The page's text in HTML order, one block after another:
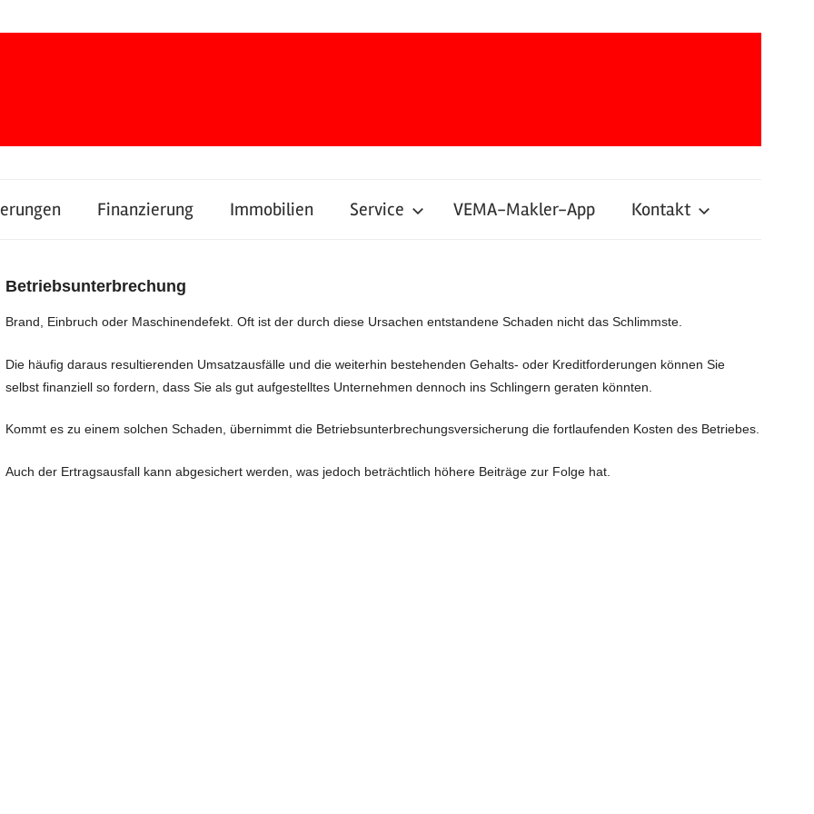
Finanzierung Immobilien Service VEMA-Makler-App Kontakt
Betriebsunterbrechung
Brand, Einbruch oder Maschinendefekt. Oft ist der durch diese Ursachen entstandene Schaden nicht das Schlimmste.
Die häufig daraus resultierenden Umsatzausfälle und die weiterhin bestehenden Gehalts- oder Kreditforderungen können Sie
selbst finanziell so fordern, dass Sie als gut aufgestelltes Unternehmen dennoch ins Schlingern geraten könnten.
Kommt es zu einem solchen Schaden, übernimmt die Betriebsunterbrechungsversicherung die fortlaufenden Kosten des Betriebes.
Auch der Ertragsausfall kann abgesichert werden, was jedoch beträchtlich höhere Beiträge zur Folge hat.